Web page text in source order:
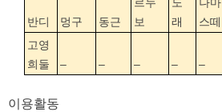
반디 멍구 동근
르누
보
노
래
나마
스떼
고영
희둘
– – – – –
이용활동